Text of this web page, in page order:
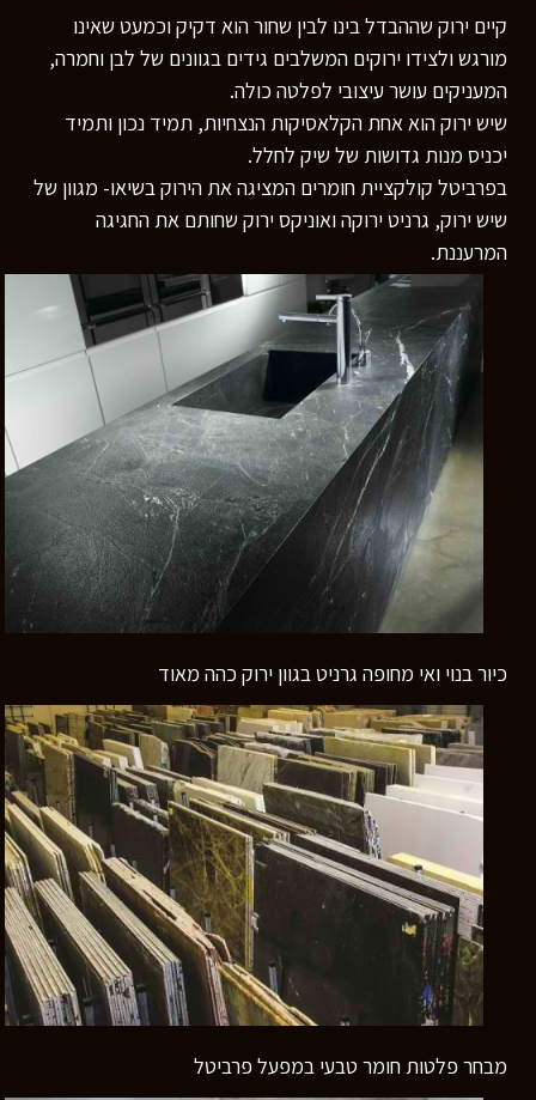
קיים ירוק שההבדל בינו לבין שחור הוא דקיק וכמעט שאינו
מורגש ולצידו ירוקים המשלבים גידים בגוונים של לבן וחמרה,
המעניקים עושר עיצובי לפלטה כולה.
שיש ירוק הוא אחת הקלאסיקות הנצחיות, תמיד נכון ותמיד
יכניס מנות גדושות של שיק לחלל.
בפרביטל קולקציית חומרים המציגה את הירוק בשיאו- מגוון של
שיש ירוק, גרניט ירוקה ואוניקס ירוק שחותם את החגיגה
המרעננת.
כיור בנוי ואי מחופה גרניט בגוון ירוק כהה מאוד
מבחר פלטות חומר טבעי במפעל פרביטל
רוצים לדעת יותר?
השאירו פרטים ונחזור אליכם
בהקדם